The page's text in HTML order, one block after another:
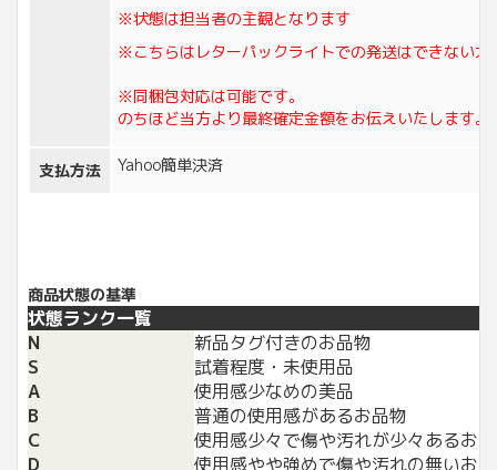
※状態は担当者の主観となります
※こちらはレターパックライトでの発送はできない大
※同梱包対応は可能です。
のちほど当方より最終確定金額をお伝えいたします。
支払方法 Yahoo簡単決済
商品状態の基準
状態ランク一覧
N
新品タグ付きのお品物
S
試着程度・未使用品
A
使用感少なめの美品
B
普通の使用感があるお品物
C
使用感少々で傷や汚れが少々あるお
D
使用感やや強めで傷や汚れの無いお